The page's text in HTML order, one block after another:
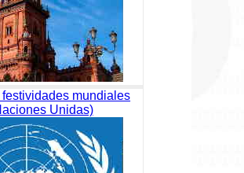
mundiales
Unidas)